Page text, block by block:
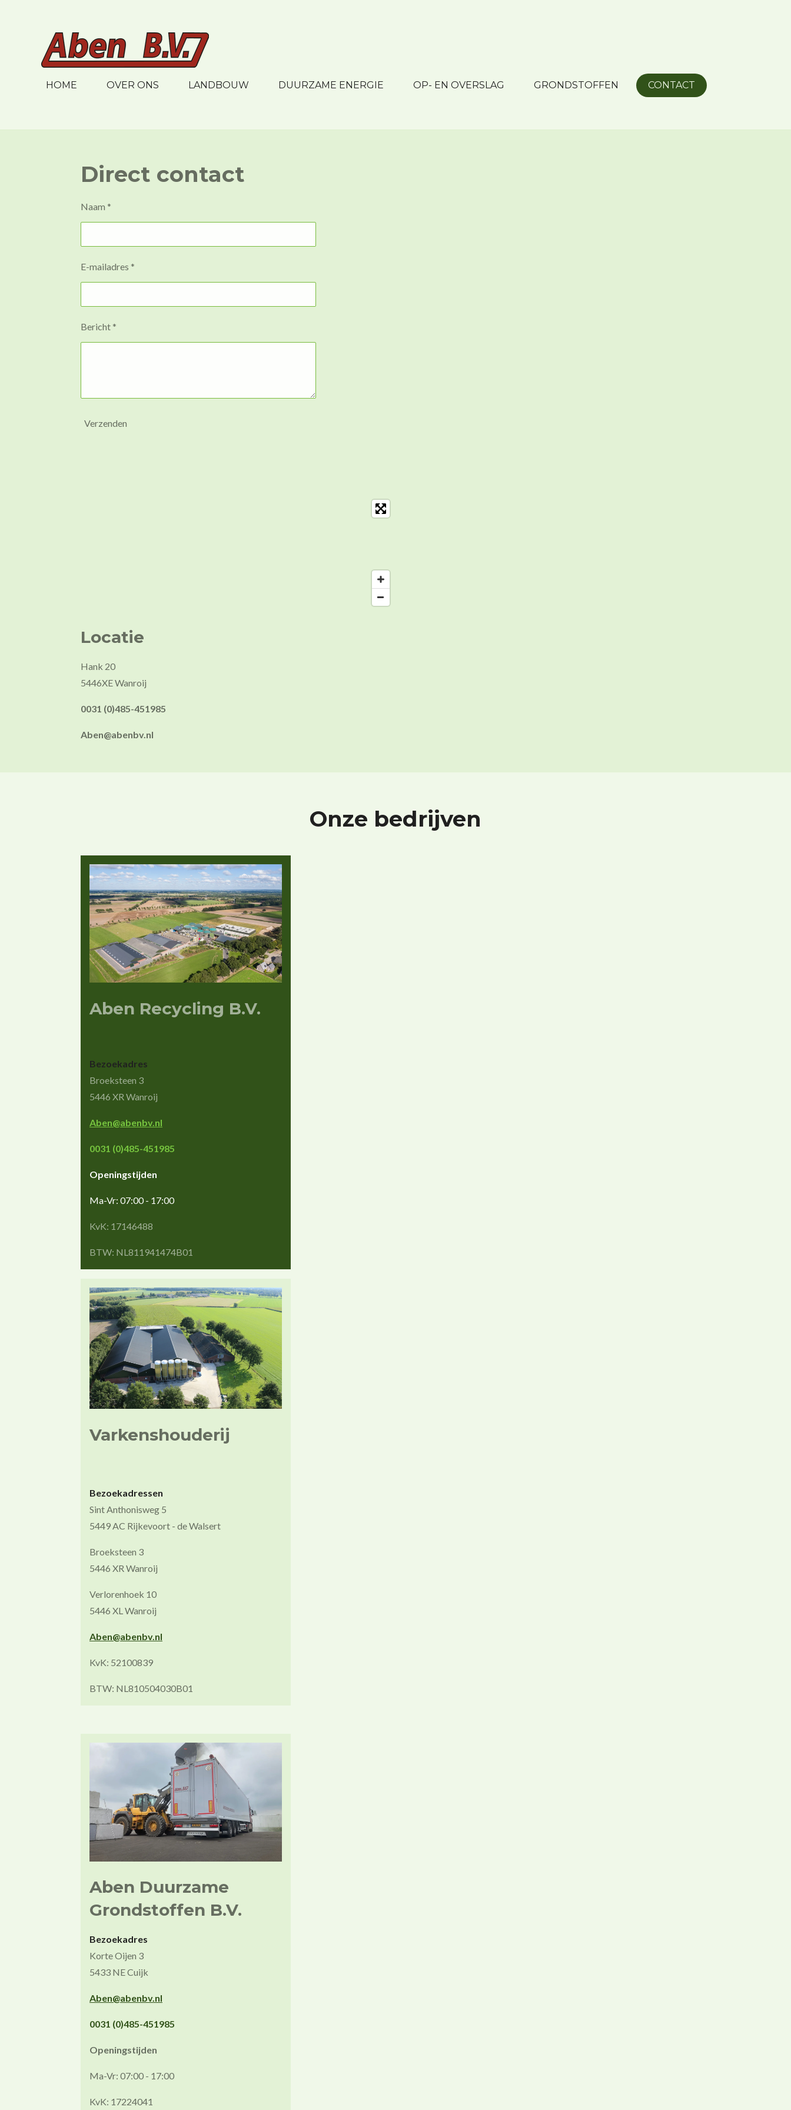
hoofdinhoud
HOME OVER ONS LANDBOUW DUURZAME ENERGIE OP- EN OVERSLAG GRONDSTOFFEN CONTACT
Direct contact
Naam *
E-mailadres *
Bericht *
Verzenden
Locatie
Hank 20
5446XE Wanroij
0031 (0)485-451985
Aben@abenbv.nl
Onze bedrijven
Aben Recycling B.V.
Bezoekadres
Broeksteen 3
5446 XR Wanroij
Aben@abenbv.nl
0031 (0)485-451985
Openingstijden
Ma-Vr: 07:00 - 17:00
KvK: 17146488
BTW: NL811941474B01
Varkenshouderij
Bezoekadressen
Sint Anthonisweg 5
5449 AC Rijkevoort - de Walsert
Broeksteen 3
5446 XR Wanroij
Verlorenhoek 10
5446 XL Wanroij
Aben@abenbv.nl
KvK: 52100839
BTW: NL810504030B01
Aben Duurzame
Grondstoffen B.V.
Bezoekadres
Korte Oijen 3
5433 NE Cuijk
Aben@abenbv.nl
0031 (0)485-451985
Openingstijden
Ma-Vr: 07:00 - 17:00
KvK: 17224041